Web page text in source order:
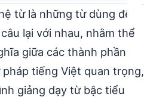
từ là những từ dùng để
lại với nhau, nhằm thể
giữa các thành phần
tiếng Việt quan trọng,
giảng dạy từ bậc tiểu